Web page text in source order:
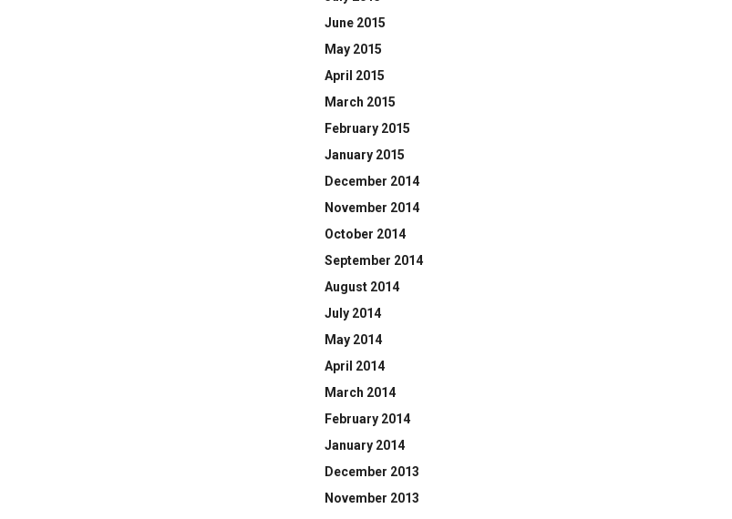
June 2015
May 2015
April 2015
March 2015
February 2015
January 2015
December 2014
November 2014
October 2014
September 2014
August 2014
July 2014
May 2014
April 2014
March 2014
February 2014
January 2014
December 2013
November 2013